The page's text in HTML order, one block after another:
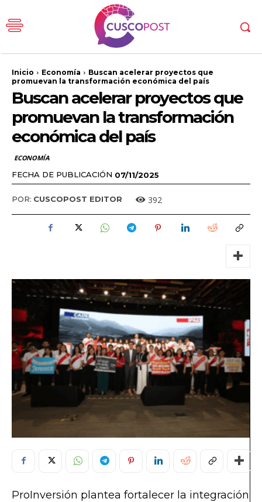
Inicio Economía
Buscan acelerar proyectos que
promuevan la transformación económica del país
Buscan acelerar proyectos que
promuevan la transformación
económica del país
ECONOMÍA
FECHA DE PUBLICACIÓN 07/11/2025
POR: CUSCOPOST EDITOR 392
ProInversión plantea fortalecer la integración